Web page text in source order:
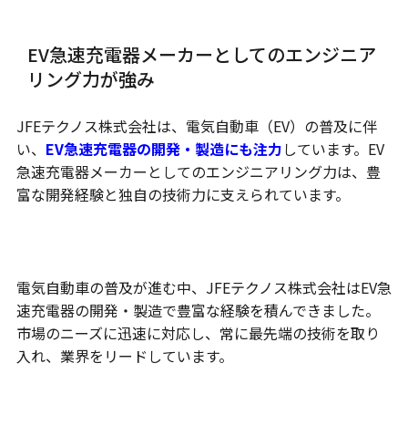
EV急速充電器メーカーとしてのエンジニア
リング力が強み
JFEテクノス株式会社は、電気自動車（EV）の普及に伴
い、 EV急速充電器の開発・製造にも注力しています。EV
急速充電器メーカーとしてのエンジニアリング力は、豊
富な開発経験と独自の技術力に支えられています。
電気自動車の普及が進む中、JFEテクノス株式会社はEV急
速充電器の開発・製造で豊富な経験を積んできました。
市場のニーズに迅速に対応し、常に最先端の技術を取り
入れ、業界をリードしています。